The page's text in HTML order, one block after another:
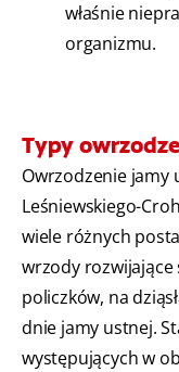
właśnie
organizmu.
Typy
Owrzodzenie jamy
Leśniewskiego-
wiele różnych
wrzody
policzków, na
dnie jamy ustnej.
występujących w